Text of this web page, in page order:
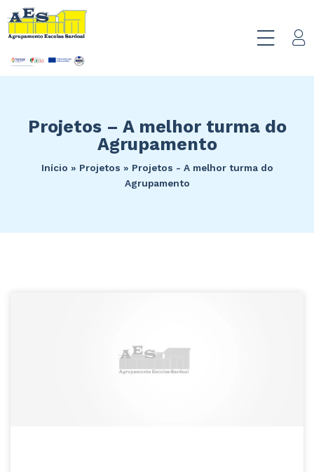
Projetos – A melhor turma do
Agrupamento
Início » Projetos » Projetos - A melhor turma do
Agrupamento